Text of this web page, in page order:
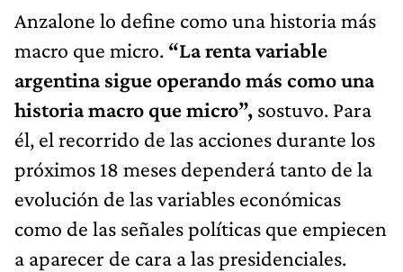
Anzalone lo define como una historia más
macro que micro. “La renta variable
argentina sigue operando más como una
historia macro que micro”, sostuvo. Para
él, el recorrido de las acciones durante los
próximos 18 meses dependerá tanto de la
evolución de las variables económicas
como de las señales políticas que empiecen
a aparecer de cara a las presidenciales.